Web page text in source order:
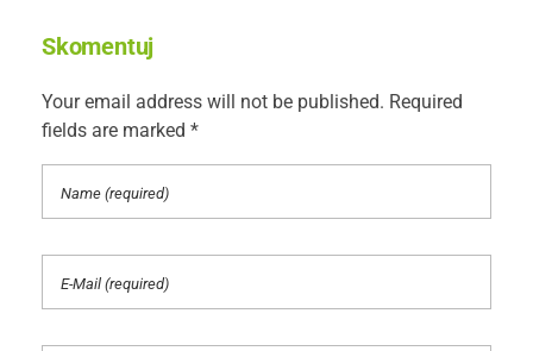
Skomentuj
Your email address will not be published. Required
fields are marked *